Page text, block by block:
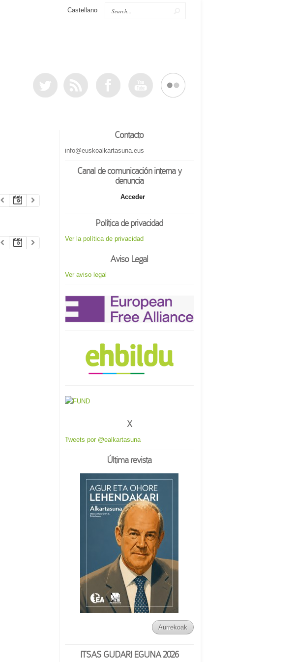
Castellano
Contacto
info@euskoalkartasuna.eus
Canal de comunicación interna y
denuncia
Acceder
Política de privacidad
Ver la política de privacidad
Aviso Legal
Ver aviso legal
X
Tweets por @ealkartasuna
Última revista
Aurrekoak
ITSAS GUDARI EGUNA 2026